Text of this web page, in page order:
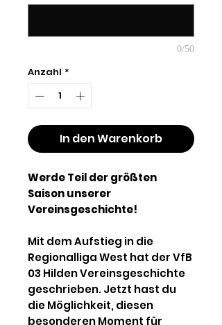
0/50
Anzahl *
In den Warenkorb
Werde Teil der größten
Saison unserer
Vereinsgeschichte!
Mit dem Aufstieg in die
Regionalliga West hat der VfB
03 Hilden Vereinsgeschichte
geschrieben. Jetzt hast du
die Möglichkeit, diesen
besonderen Moment für